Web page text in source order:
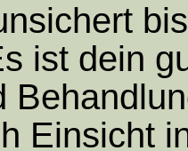
ist dein
Einsicht